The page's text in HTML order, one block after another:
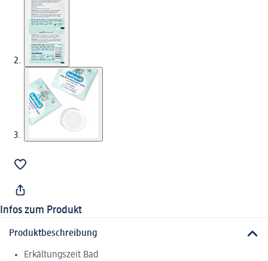
Infos zum Produkt
Produktbeschreibung
Erkältungszeit Bad